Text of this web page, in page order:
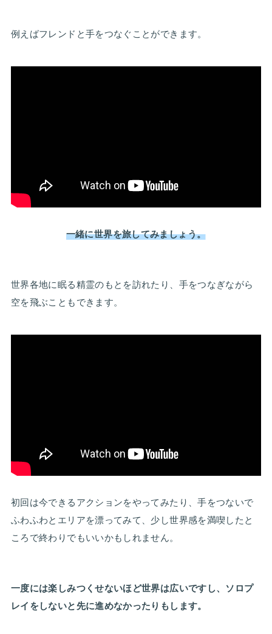
例えばフレンドと手をつなぐことができます。
一緒に世界を旅してみましょう。
世界各地に眠る精霊のもとを訪れたり、手をつなぎながら
空を飛ぶこともできます。
初回は今できるアクションをやってみたり、手をつないで
ふわふわとエリアを漂ってみて、少し世界感を満喫したと
ころで終わりでもいいかもしれません。
一度には楽しみつくせないほど世界は広いですし、ソロプ
レイをしないと先に進めなかったりもします。